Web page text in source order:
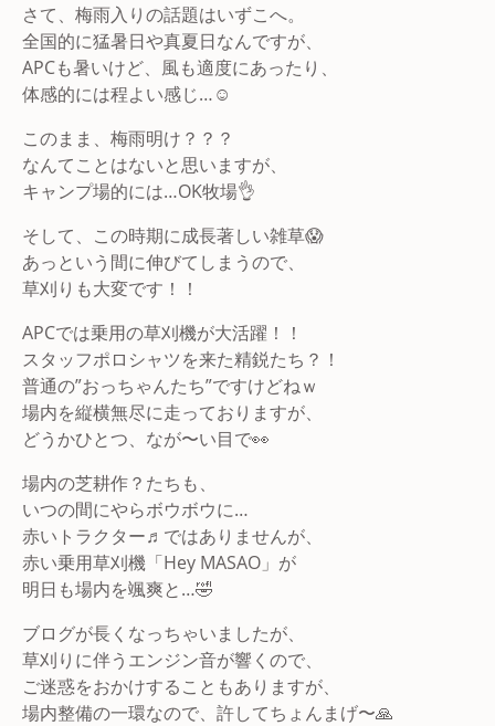
さて、梅雨入りの話題はいずこへ。
全国的に猛暑日や真夏日なんですが、
APCも暑いけど、風も適度にあったり、
体感的には程よい感じ…☺️
このまま、梅雨明け？？？
なんてことはないと思いますが、
キャンプ場的には…OK牧場👌
そして、この時期に成長著しい雑草😱
あっという間に伸びてしまうので、
草刈りも大変です！！
APCでは乗用の草刈機が大活躍！！
スタッフポロシャツを来た精鋭たち？！
普通の”おっちゃんたち”ですけどねｗ
場内を縦横無尽に走っておりますが、
どうかひとつ、なが〜い目で👀
場内の芝耕作？たちも、
いつの間にやらボウボウに…
赤いトラクター♬ではありませんが、
赤い乗用草刈機「Hey MASAO」が
明日も場内を颯爽と…🤣
ブログが長くなっちゃいましたが、
草刈りに伴うエンジン音が響くので、
ご迷惑をおかけすることもありますが、
場内整備の一環なので、許してちょんまげ〜🙏